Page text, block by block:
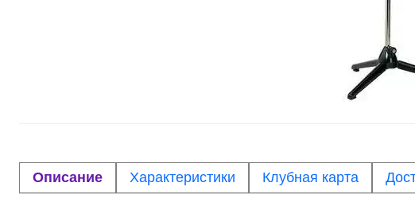
Описание Характеристики Клубная карта